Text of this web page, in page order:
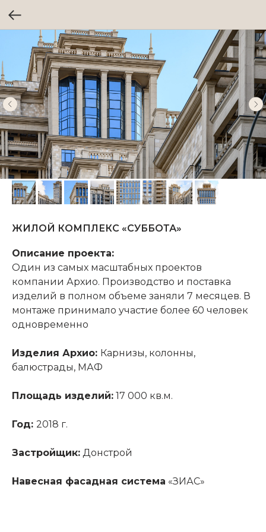
ЖИЛОЙ КОМПЛЕКС «СУББОТА»
Описание проекта:
Один из самых масштабных проектов
компании Архио. Производство и поставка
изделий в полном объеме заняли 7 месяцев. В
монтаже принимало участие более 60 человек
одновременно
Изделия Архио: Карнизы, колонны,
балюстрады, МАФ
Площадь изделий: 17 000 кв.м.
Год: 2018 г.
Застройщик: Донстрой
Навесная фасадная система «ЗИАС»